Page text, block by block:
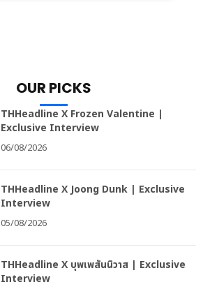
OUR PICKS
THHeadline X Frozen Valentine |
Exclusive Interview
06/08/2026
THHeadline X Joong Dunk | Exclusive
Interview
05/08/2026
THHeadline X บุพเพสันนิวาส | Exclusive
Interview